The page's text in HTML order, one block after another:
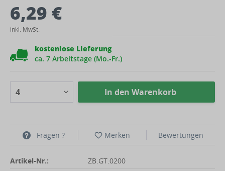
6,29 €
inkl. MwSt.
kostenlose Lieferung
ca. 7 Arbeitstage (Mo.-Fr.)
In den Warenkorb
Fragen ? Merken Bewertungen
Artikel-Nr.:
ZB.GT.0200